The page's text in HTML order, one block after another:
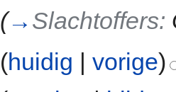
(→ Slachtoffers:
(huidig |vorige)